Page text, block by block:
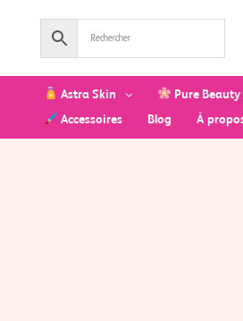
Astra Skin Pure Beauty
Accessoires
Blog À